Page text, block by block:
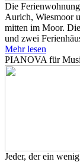
Die
Aurich, Wiesmoor
mitten im Moor.
und zwei
Mehr lesen
PIANOVA für
Jeder, der ein